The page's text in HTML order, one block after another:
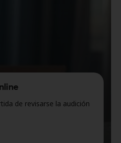
de revisarse la audición